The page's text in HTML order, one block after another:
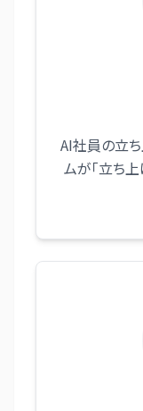
AI社員の立
ムが「立ち